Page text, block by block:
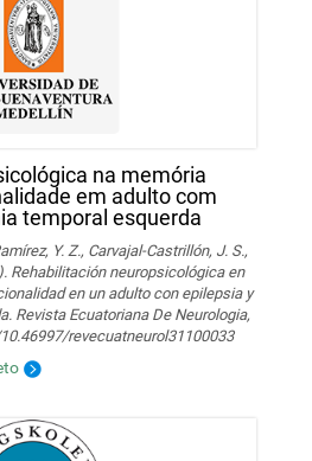
na memória
em adulto com
temporal esquerda
Y. Z., Carvajal-Castrillón, J. S.,
Rehabilitación neuropsicológica en
en un adulto con epilepsia y
Revista Ecuatoriana De Neurologia,
revecuatneurol31100033